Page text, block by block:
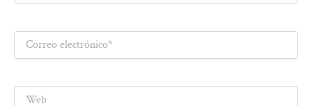
Correo
electrónico*